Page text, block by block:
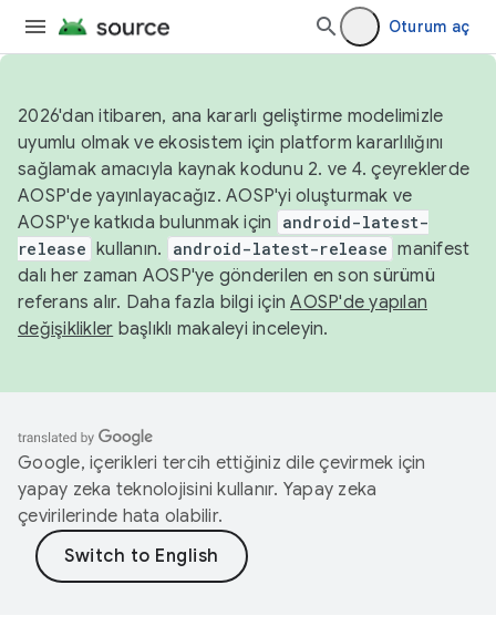
Oturum aç
2026'dan itibaren, ana kararlı geliştirme modelimizle
uyumlu olmak ve ekosistem için platform kararlılığını
sağlamak amacıyla kaynak kodunu 2. ve 4. çeyreklerde
AOSP'de yayınlayacağız. AOSP'yi oluşturmak ve
AOSP'ye katkıda bulunmak için
android-latest-
release kullanın. android-latest-release manifest
dalı her zaman AOSP'ye gönderilen en son sürümü
referans alır. Daha fazla bilgi içinAOSP'de yapılan
değişiklikler başlıklı makaleyi inceleyin.
Google, içerikleri tercih ettiğiniz dile çevirmek için
yapay zeka teknolojisini kullanır. Yapay zeka
çevirilerinde hata olabilir.